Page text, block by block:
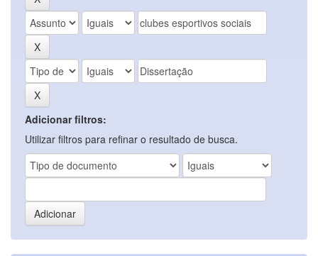
Adicionar filtros:
Utilizar filtros para refinar o resultado de busca.